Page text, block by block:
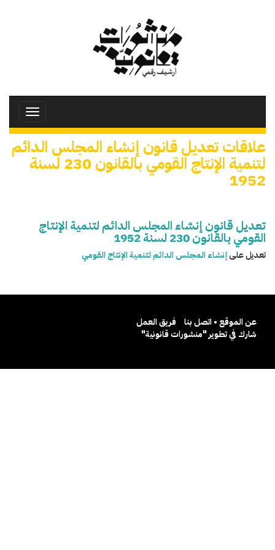
Toggle
علاقات تعديل قانون إنشاء المجلس الدائم
لتنمية الإنتاج القومي بالقانون 230 لسنة
1952
تعديل قانون إنشاء المجلس الدائم لتنمية الإنتاج
القومي بالقانون 230 لسنة 1952
تعديل علىإنشاء المجلس الدائم لتنمية الإنتاج القومي
عن الموقع • اتصل بنا
فريق العمل
شارك في تطوير "منشورات قانونية"